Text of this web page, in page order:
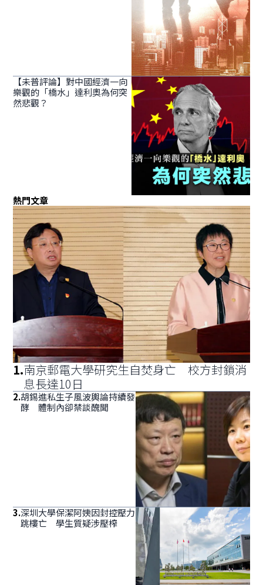
【未普評論】對中國經濟一向
樂觀的「橋水」達利奧為何突
然悲觀？
熱門文章
1.南京郵電大學研究生自焚身亡 校方封鎖消
息長達10日
2.胡錫進私生子風波輿論持續發
酵 體制內卻禁談醜聞
3.深圳大學保潔阿姨因封控壓力
跳樓亡 學生質疑涉壓榨